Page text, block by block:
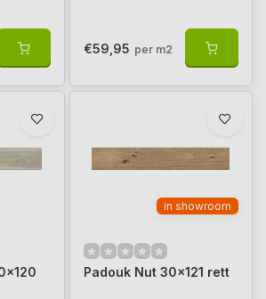
€59,95 per m2
in showroom
Padouk Nut 30x121 rett